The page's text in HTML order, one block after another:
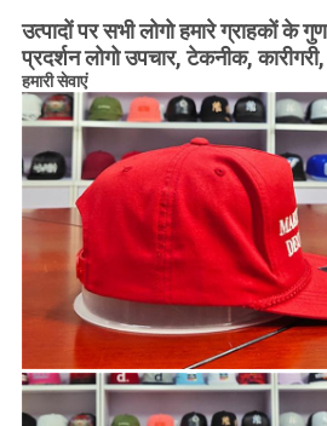
उत्पादों पर सभी लोगो हमारे ग्राहकों के
प्रदर्शन लोगो उपचार, टेकनीक, कारीगरी,
हमारी सेवाएं